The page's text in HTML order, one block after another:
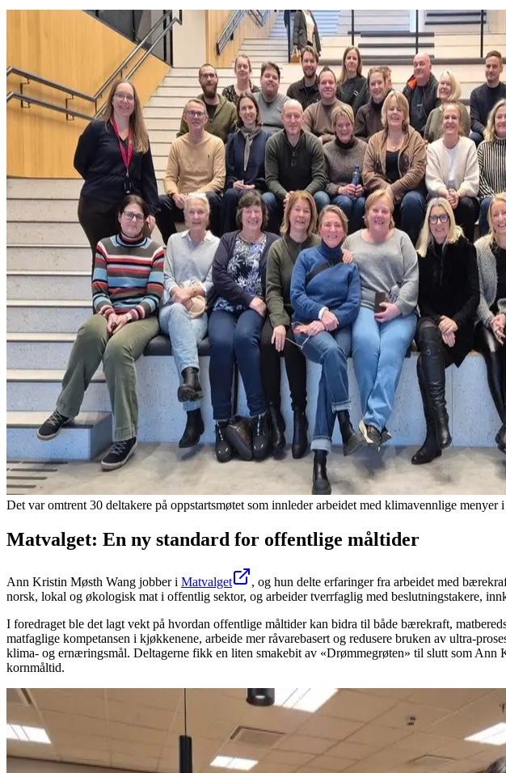
Det var omtrent 30 deltakere på oppstartsmøtet som innleder arbeidet med klimavennlige menyer
Matvalget: En ny standard for offentlige måltider
Ann Kristin Møsth Wang jobber i Matvalget
, og hun delte erfaringer fra arbeidet med
norsk, lokal og økologisk mat i offentlig sektor, og arbeider tverrfaglig med beslutningstakere,
I foredraget ble det lagt vekt på hvordan offentlige måltider kan bidra til både bærekraft,
matfaglige kompetansen i kjøkkenene, arbeide mer råvarebasert og redusere bruken av ultra-
klima- og ernæringsmål. Deltagerne fikk en liten smakebit av «Drømmegrøten» til slutt som
kornmåltid.